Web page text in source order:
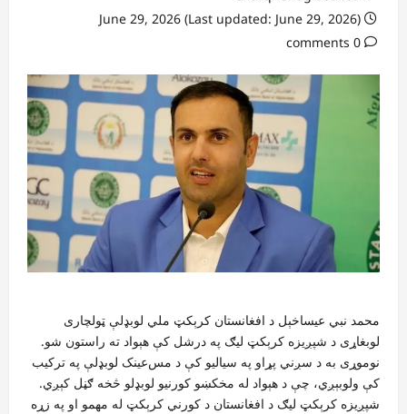
0 comments
محمد نبي عیساخېل د افغانستان کرېکټ ملي لوبډلې ټولچاری
لوبغاړی د شپږیزه کرېکټ لیګ په درشل کې هېواد ته راستون شو.
نوموړی به د سږني پړاو په سیالیو کې د مس‌عینک لوبډلې په ترکیب
کې ولوبېږي، چې د هېواد له مخکښو کورنیو لوبډلو څخه ګڼل کېږي.
شپږیزه کرېکټ لیګ د افغانستان د کورني کرېکټ له مهمو او په زړه